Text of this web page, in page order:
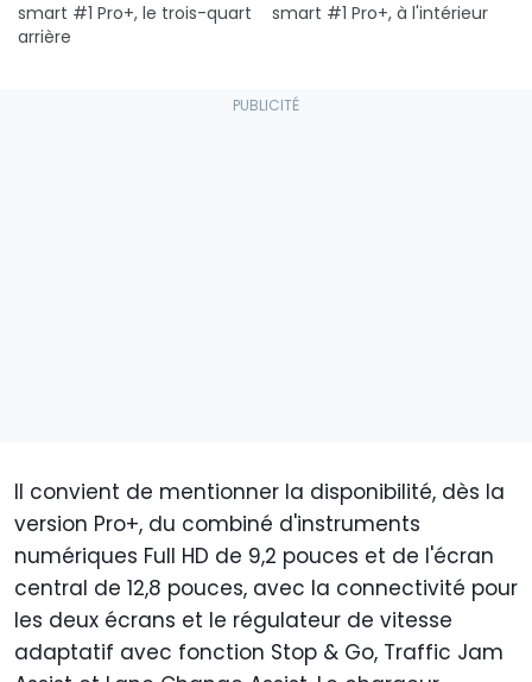
smart #1 Pro+, le trois-quart
arrière
smart #1 Pro+, à l'intérieur
Il convient de mentionner la disponibilité, dès la
version Pro+, du combiné d'instruments
numériques Full HD de 9,2 pouces et de l'écran
central de 12,8 pouces, avec la connectivité pour
les deux écrans et le régulateur de vitesse
adaptatif avec fonction Stop & Go, Traffic Jam